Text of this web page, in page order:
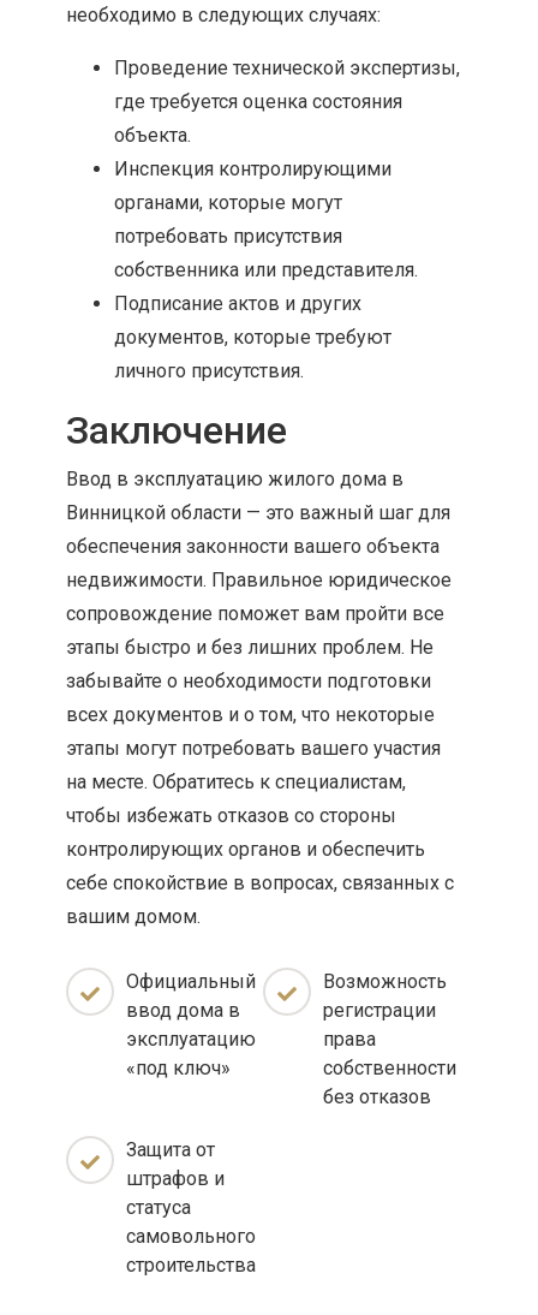
необходимо в следующих случаях:
Проведение технической экспертизы,
где требуется оценка состояния
объекта.
Инспекция контролирующими
органами, которые могут
потребовать присутствия
собственника или представителя.
Подписание актов и других
документов, которые требуют
личного присутствия.
Заключение
Ввод в эксплуатацию жилого дома в
Винницкой области — это важный шаг для
обеспечения законности вашего объекта
недвижимости. Правильное юридическое
сопровождение поможет вам пройти все
этапы быстро и без лишних проблем. Не
забывайте о необходимости подготовки
всех документов и о том, что некоторые
этапы могут потребовать вашего участия
на месте. Обратитесь к специалистам,
чтобы избежать отказов со стороны
контролирующих органов и обеспечить
себе спокойствие в вопросах, связанных с
вашим домом.
Официальный
ввод дома в
эксплуатацию
«под ключ»
Возможность
регистрации
права
собственности
без отказов
Защита от
штрафов и
статуса
самовольного
строительства